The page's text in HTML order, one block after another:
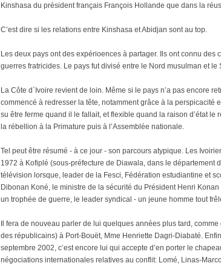
Kinshasa du président français François Hollande que dans la
C’est dire si les relations entre Kinshasa et Abidjan sont au top.
Les deux pays ont des expérioences à partager. Ils ont connu
guerres fratricides. Le pays fut divisé entre le Nord musulman et le
La Côte d`Ivoire revient de loin. Même si le pays n’a pas encore
commencé à redresser la tête, notamment grâce à la perspicacité
su être ferme quand il le fallait, et flexible quand la raison d’état
la rébellion à la Primature puis à l’Assemblée nationale.
Tel peut être résumé - à ce jour - son parcours atypique. Les
1972 à Kofiplé (sous-préfecture de Diawala, dans le département
télévision lorsque, leader de la Fesci, Fédération estudiantine et
Dibonan Koné, le ministre de la sécurité du Président Henri
un trophée de guerre, le leader syndical - un jeune homme tout
Il fera de nouveau parler de lui quelques années plus tard,
des républicains) à Port-Bouët, Mme Henriette Dagri-Diabaté.
septembre 2002, c’est encore lui qui accepte d’en porter le
négociations internationales relatives au conflit: Lomé, Linas-